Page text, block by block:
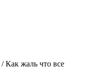
/Как жаль что все